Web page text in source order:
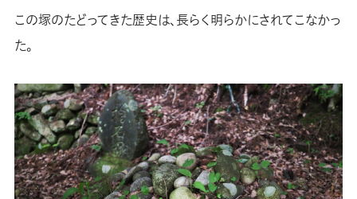
この塚のたどってきた歴史は、長らく明らかにされてこなかっ
た。